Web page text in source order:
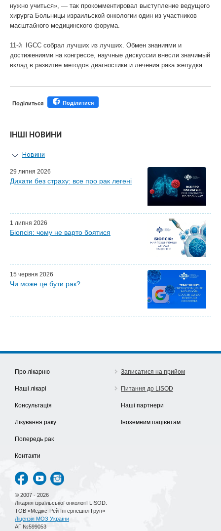
нужно учиться», — так прокомментировал выступление ведущего
хирурга Больницы израильской онкологии один из участников
масштабного медицинского форума.
11-й IGCC собрал лучших из лучших. Обмен знаниями и
достижениями на конгрессе, научные дискуссии внесли значимый
вклад в развитие методов диагностики и лечения рака желудка.
Поділиться Поділитися
ІНШІ НОВИНИ
Новини
Персональний гід
Майстер-класи для лікарів
Партнери LISOD
29 липня 2026
Дихати без страху: все про рак легені
1 липня 2026
Біопсія: чому не варто боятися
15 червня 2026
Чи може це бути рак?
Про лікарню
Наші лікарі
Консультація
Лікування раку
Попередь рак
Контакти
Записатися на прийом
Питання до LISOD
Наші партнери
Іноземним пацієнтам
© 2007 - 2026
Лікарня ізраїльської онкології LISOD.
ТОВ «Медікс-Рей Інтернешнл Груп»
Ліцензія МОЗ України
АГ №599053